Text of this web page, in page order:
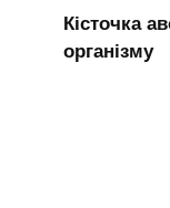
Кісточка
організму